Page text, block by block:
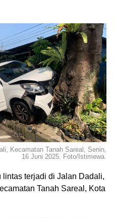
Kecamatan Tanah Sareal, Senin,
16 Juni 2025. Foto/Istimewa.
terjadi di Jalan Dadali,
Tanah Sareal, Kota